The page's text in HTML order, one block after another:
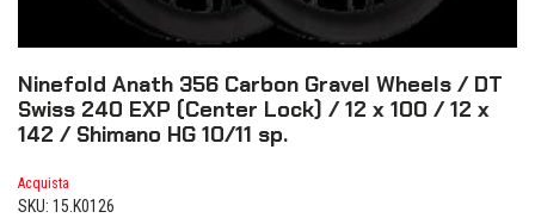
Ninefold Anath 356 Carbon Gravel Wheels / DT
Swiss 240 EXP (Center Lock) / 12 x 100 / 12 x
142 / Shimano HG 10/11 sp.
Acquista
SKU: 15.K0126